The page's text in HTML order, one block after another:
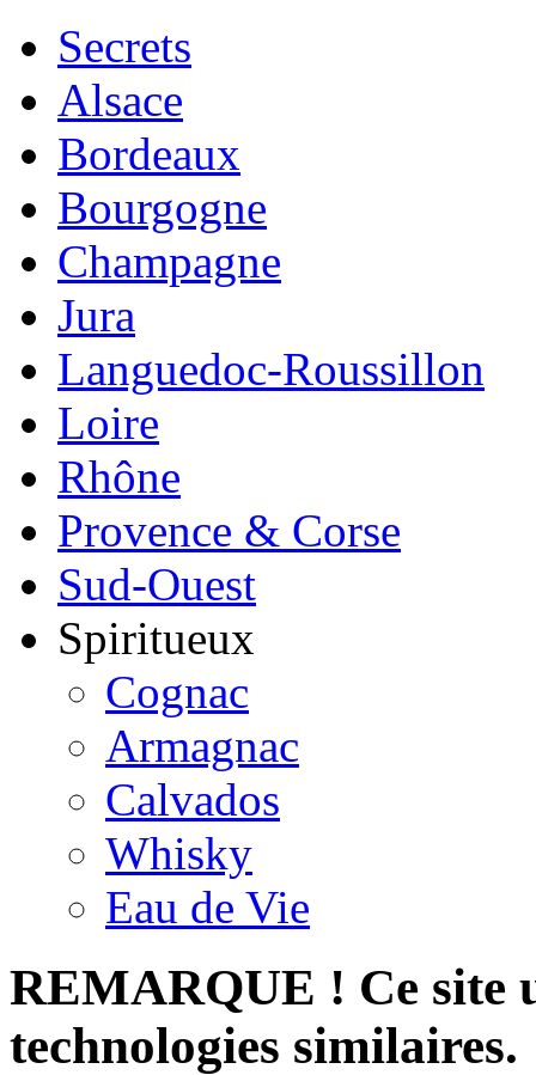
Secrets
Alsace
Bordeaux
Bourgogne
Champagne
Jura
Languedoc-Roussillon
Loire
Rhône
Provence & Corse
Sud-Ouest
Spiritueux
Cognac
Armagnac
Calvados
Whisky
Eau de Vie
REMARQUE ! Ce site
technologies similaires.